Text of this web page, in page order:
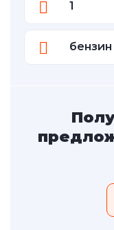
1
бензин